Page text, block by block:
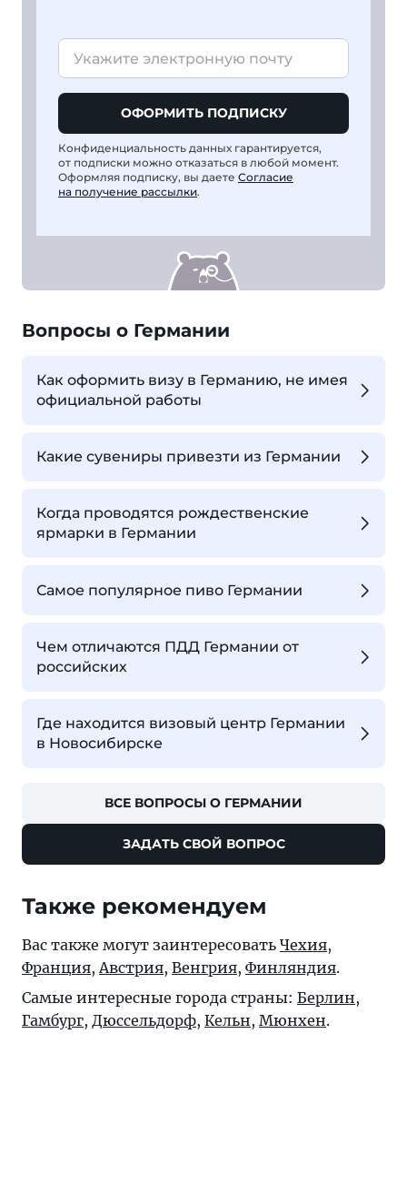
ОФОРМИТЬ ПОДПИСКУ
Конфиденциальность данных гарантируется,
от подписки можно отказаться в любой момент.
Оформляя подписку, вы даете Согласие
на получение рассылки.
Вопросы о Германии
Как оформить визу в Германию, не имея
официальной работы
Какие сувениры привезти из Германии
Когда проводятся рождественские
ярмарки в Германии
Самое популярное пиво Германии
Чем отличаются ПДД Германии от
российских
Где находится визовый центр Германии
в Новосибирске
ВСЕ ВОПРОСЫ О ГЕРМАНИИ
ЗАДАТЬ СВОЙ ВОПРОС
Также рекомендуем
Вас также могут заинтересовать Чехия,
Франция, Австрия, Венгрия, Финляндия.
Самые интересные города страны: Берлин,
Гамбург, Дюссельдорф, Кельн, Мюнхен.